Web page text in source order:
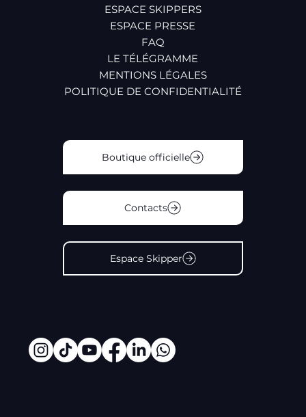
ESPACE SKIPPERS
ESPACE PRESSE
FAQ
LE TÉLÉGRAMME
MENTIONS LÉGALES
POLITIQUE DE CONFIDENTIALITÉ
Boutique officielle
Contacts
Espace Skipper